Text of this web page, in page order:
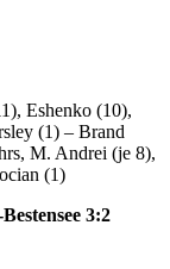
Eshenko (10),
(1) – Brand
M. Andrei (je 8),
(1)
3:2